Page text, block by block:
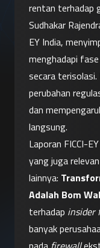
rentan terhadap
Sudhakar
EY India,
menghadapi
secara
perubahan
dan
langsung.
Laporan FICCI-
yang juga
lainnya:
Adalah Bom
terhadap insider
banyak